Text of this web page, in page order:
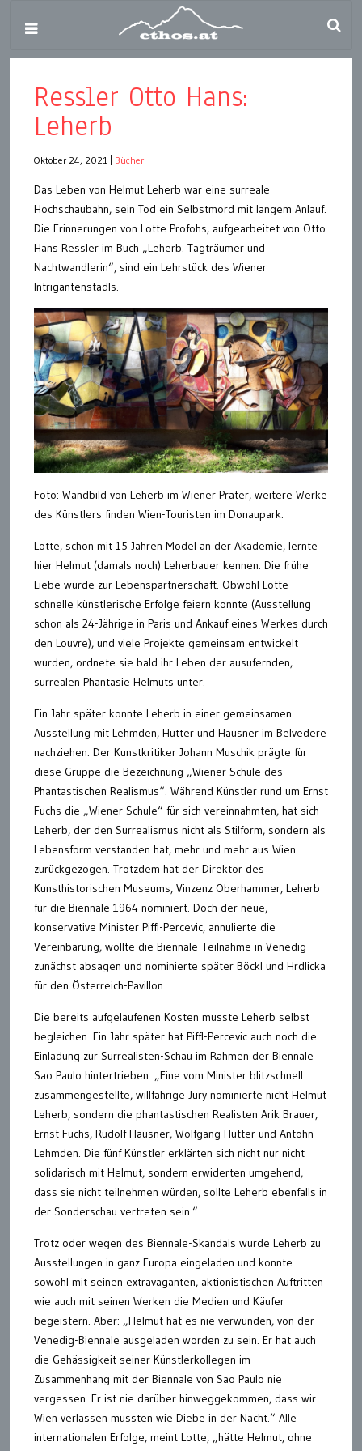
Ressler Otto Hans:
Leherb
Oktober 24, 2021 Bücher
Das Leben von Helmut Leherb war eine surreale
Hochschaubahn, sein Tod ein Selbstmord mit langem Anlauf.
Die Erinnerungen von Lotte Profohs, aufgearbeitet von Otto
Hans Ressler im Buch „Leherb. Tagträumer und
Nachtwandlerin“, sind ein Lehrstück des Wiener
Intrigantenstadls.
Foto: Wandbild von Leherb im Wiener Prater, weitere Werke
des Künstlers finden Wien-Touristen im Donaupark.
Lotte, schon mit 15 Jahren Model an der Akademie, lernte
hier Helmut (damals noch) Leherbauer kennen. Die frühe
Liebe wurde zur Lebenspartnerschaft. Obwohl Lotte
schnelle künstlerische Erfolge feiern konnte (Ausstellung
schon als 24-Jährige in Paris und Ankauf eines Werkes durch
den Louvre), und viele Projekte gemeinsam entwickelt
wurden, ordnete sie bald ihr Leben der ausufernden,
surrealen Phantasie Helmuts unter.
Ein Jahr später konnte Leherb in einer gemeinsamen
Ausstellung mit Lehmden, Hutter und Hausner im Belvedere
nachziehen. Der Kunstkritiker Johann Muschik prägte für
diese Gruppe die Bezeichnung „Wiener Schule des
Phantastischen Realismus“. Während Künstler rund um Ernst
Fuchs die „Wiener Schule“ für sich vereinnahmten, hat sich
Leherb, der den Surrealismus nicht als Stilform, sondern als
Lebensform verstanden hat, mehr und mehr aus Wien
zurückgezogen. Trotzdem hat der Direktor des
Kunsthistorischen Museums, Vinzenz Oberhammer, Leherb
für die Biennale 1964 nominiert. Doch der neue,
konservative Minister Piffl-Percevic, annulierte die
Vereinbarung, wollte die Biennale-Teilnahme in Venedig
zunächst absagen und nominierte später Böckl und Hrdlicka
für den Österreich-Pavillon.
Die bereits aufgelaufenen Kosten musste Leherb selbst
begleichen. Ein Jahr später hat Piffl-Percevic auch noch die
Einladung zur Surrealisten-Schau im Rahmen der Biennale
Sao Paulo hintertrieben. „Eine vom Minister blitzschnell
zusammengestellte, willfährige Jury nominierte nicht Helmut
Leherb, sondern die phantastischen Realisten Arik Brauer,
Ernst Fuchs, Rudolf Hausner, Wolfgang Hutter und Antohn
Lehmden. Die fünf Künstler erklärten sich nicht nur nicht
solidarisch mit Helmut, sondern erwiderten umgehend,
dass sie nicht teilnehmen würden, sollte Leherb ebenfalls in
der Sonderschau vertreten sein.“
Trotz oder wegen des Biennale-Skandals wurde Leherb zu
Ausstellungen in ganz Europa eingeladen und konnte
sowohl mit seinen extravaganten, aktionistischen Auftritten
wie auch mit seinen Werken die Medien und Käufer
begeistern. Aber: „Helmut hat es nie verwunden, von der
Venedig-Biennale ausgeladen worden zu sein. Er hat auch
die Gehässigkeit seiner Künstlerkollegen im
Zusammenhang mit der Biennale von Sao Paulo nie
vergessen. Er ist nie darüber hinweggekommen, dass wir
Wien verlassen mussten wie Diebe in der Nacht.“ Alle
internationalen Erfolge, meint Lotte, „hätte Helmut, ohne